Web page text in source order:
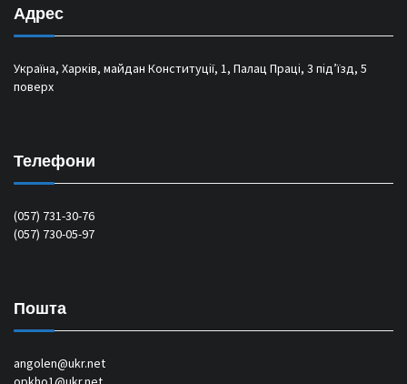
Адрес
Україна, Харків, майдан Конституції, 1, Палац Праці, 3 під’їзд, 5
поверх
Телефони
(057) 731-30-76
(057) 730-05-97
Пошта
angolen@ukr.net